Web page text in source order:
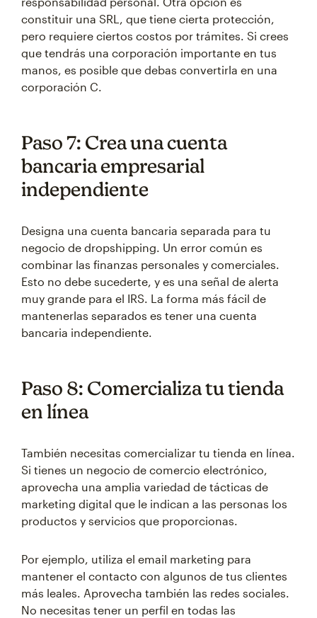
constituir una SRL, que tiene cierta protección,
pero requiere ciertos costos por trámites. Si crees
que tendrás una corporación importante en tus
manos, es posible que debas convertirla en una
corporación C.
Paso 7: Crea una cuenta
bancaria empresarial
independiente
Designa una cuenta bancaria separada para tu
negocio de dropshipping. Un error común es
combinar las finanzas personales y comerciales.
Esto no debe sucederte, y es una señal de alerta
muy grande para el IRS. La forma más fácil de
mantenerlas separados es tener una cuenta
bancaria independiente.
Paso 8: Comercializa tu tienda
en línea
También necesitas comercializar tu tienda en línea.
Si tienes un negocio de comercio electrónico,
aprovecha una amplia variedad de tácticas de
marketing digital que le indican a las personas los
productos y servicios que proporcionas.
Por ejemplo, utiliza el email marketing para
mantener el contacto con algunos de tus clientes
más leales. Aprovecha también las redes sociales.
No necesitas tener un perfil en todas las